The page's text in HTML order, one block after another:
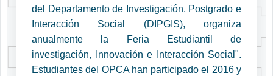
del Departamento de Investigación, Postgrado e
Interacción Social (DIPGIS), organiza
anualmente la Feria Estudiantil de
investigación, Innovación e Interacción Social".
Estudiantes del OPCA han participado el 2016 y